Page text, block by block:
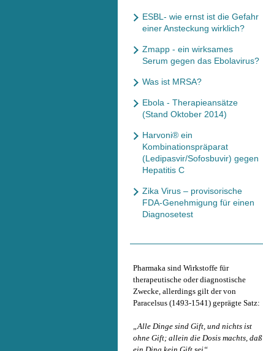
ESBL- wie ernst ist die Gefahr
einer Ansteckung wirklich?
Zmapp - ein wirksames
Serum gegen das Ebolavirus?
Was ist MRSA?
Ebola - Therapieansätze
(Stand Oktober 2014)
Harvoni® ein
Kombinationspräparat
(Ledipasvir/Sofosbuvir) gegen
Hepatitis C
Zika Virus – provisorische
FDA-Genehmigung für einen
Diagnosetest
Pharmaka sind Wirkstoffe für
therapeutische oder diagnostische
Zwecke, allerdings gilt der von
Paracelsus (1493-1541) geprägte Satz:
„Alle Dinge sind Gift, und nichts ist
ohne Gift; allein die Dosis machts, daß